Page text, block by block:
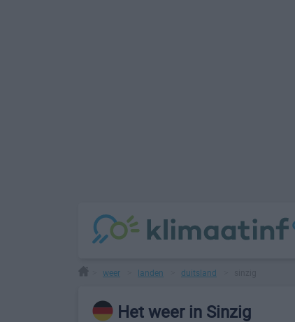
weer landen duitsland
Het weer in Sinzig